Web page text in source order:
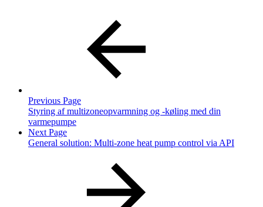
Previous Page
Styring af multizoneopvarmning og -køling med din
varmepumpe
Next Page
General solution: Multi-zone heat pump control via API